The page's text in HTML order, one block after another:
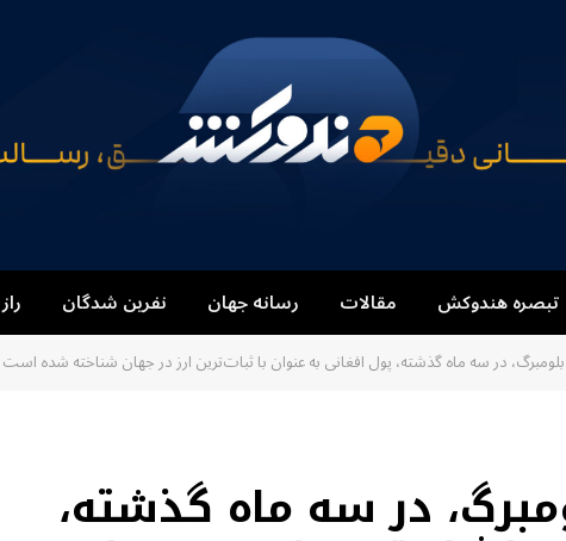
تبصره هندوکش مقالات رسانه جهان نفرین شدگان راز
در سه ماه گذشته، پول افغانی به عنوان با ثبات‌ترین ارز در جهان شناخته شده است
در سه ماه گذشته،